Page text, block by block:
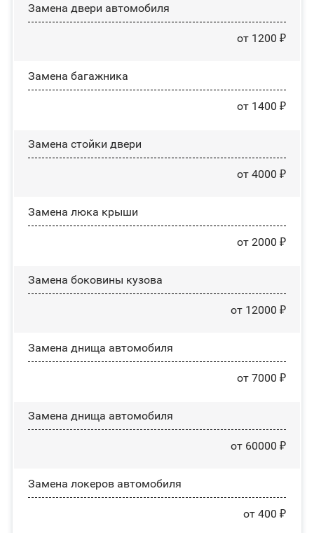
Замена двери автомобиля
от 1200 ₽
Замена багажника
от 1400 ₽
Зaмeнa cтoйĸи двepи
от 4000 ₽
Зaмeнa люĸa ĸpыши
от 2000 ₽
Замена боковины кузова
от 12000 ₽
Замена днища автомобиля
от 7000 ₽
Замена днища автомобиля
от 60000 ₽
Замена лoĸepoв автомобиля
от 400 ₽